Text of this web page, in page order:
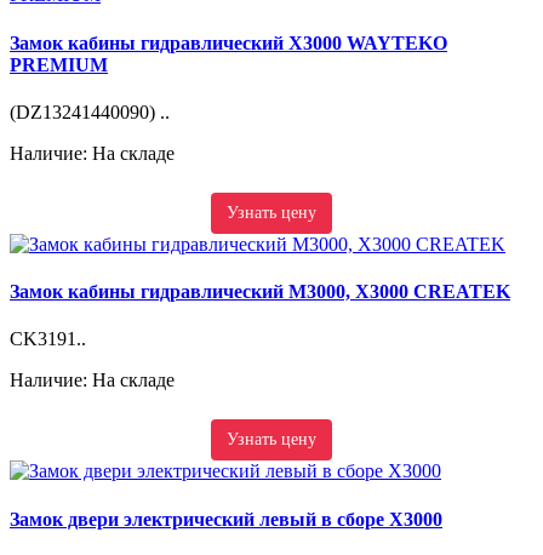
Замок кабины гидравлический X3000 WAYTEKO
PREMIUM
(DZ13241440090) ..
Наличие: На складе
Узнать цену
Замок кабины гидравлический M3000, X3000 CREATEK
CK3191..
Наличие: На складе
Узнать цену
Замок двери электрический левый в сборе X3000